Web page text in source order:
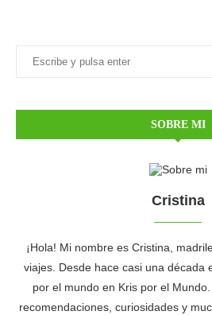
SOBRE MI
Cristina
¡Hola! Mi nombre es Cristina,
viajes. Desde hace casi una década
por el mundo en Kris por el
recomendaciones, curiosidades y